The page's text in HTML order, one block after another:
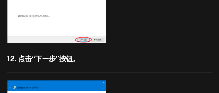
12. 点击“下一步”按钮。